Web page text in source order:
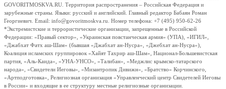
GOVORITMOSKVA.RU. Территория распространения – Российская Федерация и
зарубежные страны. Языки: русский и английский. Главный редактор Бабаян Роман
Георгиевич. Email: info@govoritmoskva.ru. Номер телефона: +7 (495) 950-62-26
*Экстремистские и террористические организации, запрещенные в Российской
Федерации: «Правый сектор», «Украинская повстанческая армия» (УПА), «ИГИЛ»,
«Джабхат Фатх аш-Шам» (бывшая «Джабхат ан-Нусра», «Джебхат ан-Нусра»),
Коалиция исламских группировок «Хайят Тахрир аш-Шам», Национал-Большевистская
партия, «Аль-Каида», «УНА-УНСО», «Талибан», «Меджлис крымско-татарского
народа», «Свидетели Иеговы», «Мизантропик Дивижн», «Братство» Корчинского,
«Артподготовка», Религиозная организация «Управленческий центр Свидетелей Иеговы
в России» и входящие в ее структуру местные религиозные организации.